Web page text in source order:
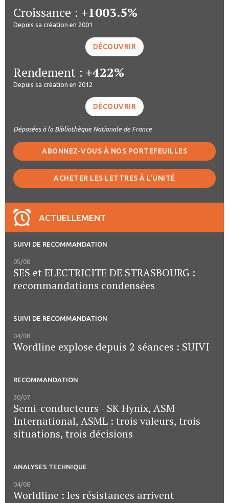
Croissance : +1003.5%
Depuis sa création en 2001
DÉCOUVRIR
Rendement : +422%
Depuis sa création en 2012
DÉCOUVRIR
Déposées à la Bibliothèque Nationale de France
ABONNEZ-VOUS À NOS PORTEFEUILLES
ACHETER LES LETTRES À L'UNITÉ
ACTUELLEMENT
SUIVI DE RECOMMANDATION
05/08
SES et ELECTRICITE DE STRASBOURG :
recommandations condensées
SUIVI DE RECOMMANDATION
04/08
Wordline explose depuis 2 séances : SUIVI
RECOMMANDATION
30/07
Semi-conducteurs - SK Hynix, ASM
International, ASML : trois valeurs, trois
situations, trois décisions
ANALYSES TECHNIQUE
04/08
Worldline : les résistances arrivent